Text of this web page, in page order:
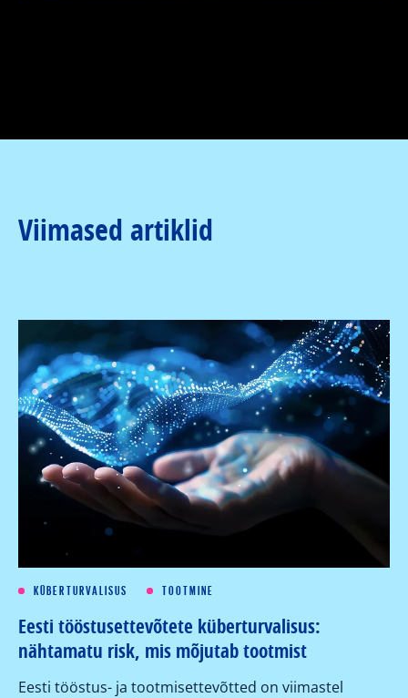
Viimased artiklid
KÜBERTURVALISUS TOOTMINE
Eesti tööstusettevõtete küberturvalisus:
nähtamatu risk, mis mõjutab tootmist
Eesti tööstus- ja tootmisettevõtted on viimastel